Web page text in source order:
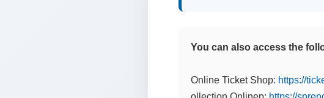
You can also access the
Online Ticket Shop: https://